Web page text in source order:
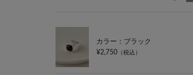
カラー：ブラック
¥2,750 （税込）